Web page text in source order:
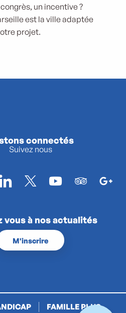
un incentive ?
est la ville adaptée
projet.
connectés
Suivez nous
vous à nos actualités
M'inscrire
FAMILLE PLUS